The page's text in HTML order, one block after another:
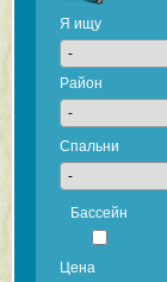
Я ищу
Район
Спальни
Бассейн
Цена